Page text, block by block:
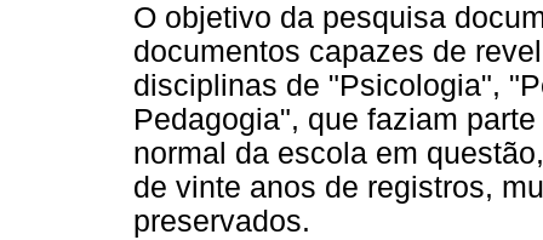
O objetivo da pesquisa
documentos capazes de
disciplinas de "Psicologia",
Pedagogia", que faziam
normal da escola em
de vinte anos de registros,
preservados.